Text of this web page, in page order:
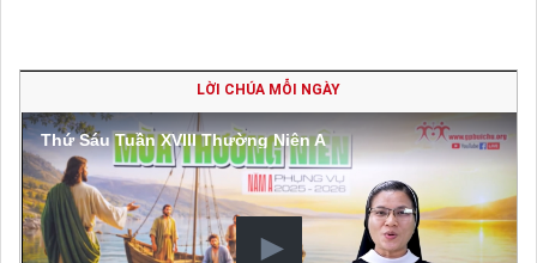
LỜI CHÚA MỖI NGÀY
Thứ Sáu Tuần XVIII Thường Niên A